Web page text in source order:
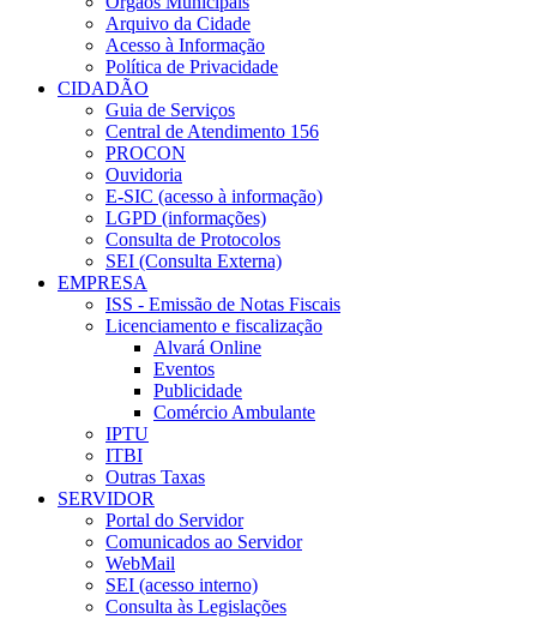
Arquivo da Cidade
Acesso à Informação
Política de Privacidade
CIDADÃO
Guia de Serviços
Central de Atendimento 156
PROCON
Ouvidoria
E-SIC (acesso à informação)
LGPD (informações)
Consulta de Protocolos
SEI (Consulta Externa)
EMPRESA
ISS - Emissão de Notas Fiscais
Licenciamento e fiscalização
Alvará Online
Eventos
Publicidade
Comércio Ambulante
IPTU
ITBI
Outras Taxas
SERVIDOR
Portal do Servidor
Comunicados ao Servidor
WebMail
SEI (acesso interno)
Consulta às Legislações